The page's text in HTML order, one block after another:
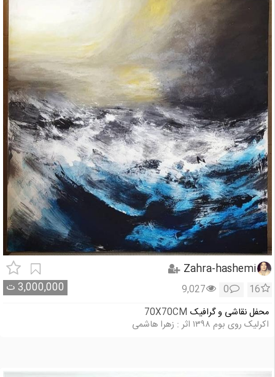
Zahra-hashemi
3,000,000ت 16
0
9,027
محفل نقاشی و گرافیک 70X70CM
اکرلیک روی بوم ۱۳۹۸ اثر : زهرا هاشمی